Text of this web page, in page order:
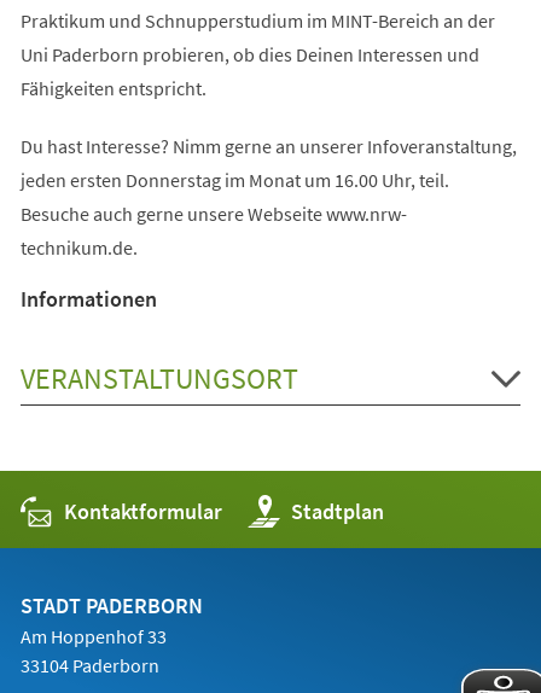
Praktikum und Schnupperstudium im MINT-Bereich an der
Uni Paderborn probieren, ob dies Deinen Interessen und
Fähigkeiten entspricht.
Du hast Interesse? Nimm gerne an unserer Infoveranstaltung,
jeden ersten Donnerstag im Monat um 16.00 Uhr, teil.
Besuche auch gerne unsere Webseite www.nrw-
technikum.de.
Informationen
VERANSTALTUNGSORT
Kontaktformular Stadtplan
(Öffnet
in
einem
STADT PADERBORN
Am Hoppenhof 33
33104 Paderborn